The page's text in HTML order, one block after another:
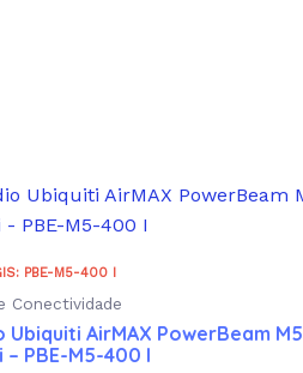
PBE-M5-400 I
Conectividade
Ubiquiti AirMAX PowerBeam M5
– PBE-M5-400 I